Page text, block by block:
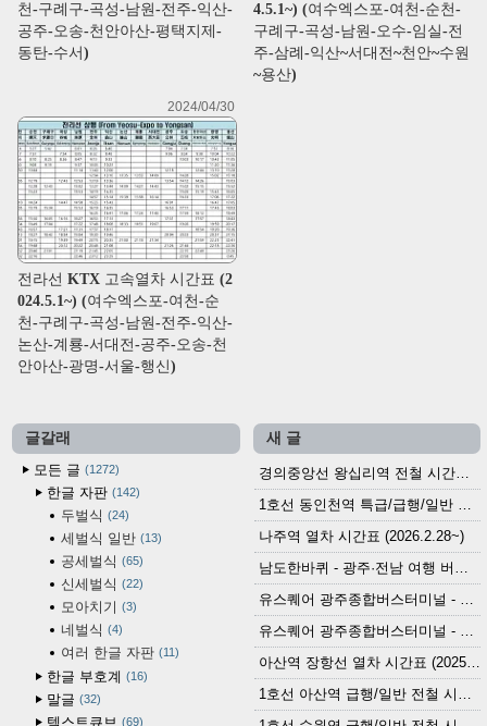
천-구례구-곡성-남원-전주-익산-
공주-오송-천안아산-평택지제-
동탄-수서)
4.5.1~) (여수엑스포-여천-순천-
구례구-곡성-남원-오수-임실-전
주-삼례-익산~서대전~천안~수원
~용산)
2024/04/30
전라선 KTX 고속열차 시간표 (2
024.5.1~) (여수엑스포-여천-순
천-구례구-곡성-남원-전주-익산-
논산-계룡-서대전-공주-오송-천
안아산-광명-서울-행신)
글갈래
모든 글
1272
한글 자판 142
두벌식 24
세벌식 일반 13
공세벌식 65
신세벌식 22
모아치기 3
네벌식 4
여러 한글 자판 11
한글 부호계 16
말글 32
텍스트큐브 69
새 글
경의중앙선 왕십리역 전철 시간표 (2026.4.20~)
1호선 동인천역 특급/급행/일반 전철 시간표 (2026.2.28~)
나주역 열차 시간표 (2026.2.28~)
남도한바퀴 - 광주·전남 여행 버스 노선 (2026.3.1~5.31)
유스퀘어 광주종합버스터미널 - 곡성,순천／화순,보성,율포 방면 시외버스 시간표 (2026.1.31)
유스퀘어 광주종합버스터미널 - 담양, 순창, 남원, 무주, 장수, 거창, 대구 방면 시외버스 시간표 (2026...
아산역 장항선 열차 시간표 (2025.12.30 기준) (무궁화호, ITX-마음, 새마을호, 서해금빛열차)
1호선 아산역 급행/일반 전철 시간표 (2025.12.30~)